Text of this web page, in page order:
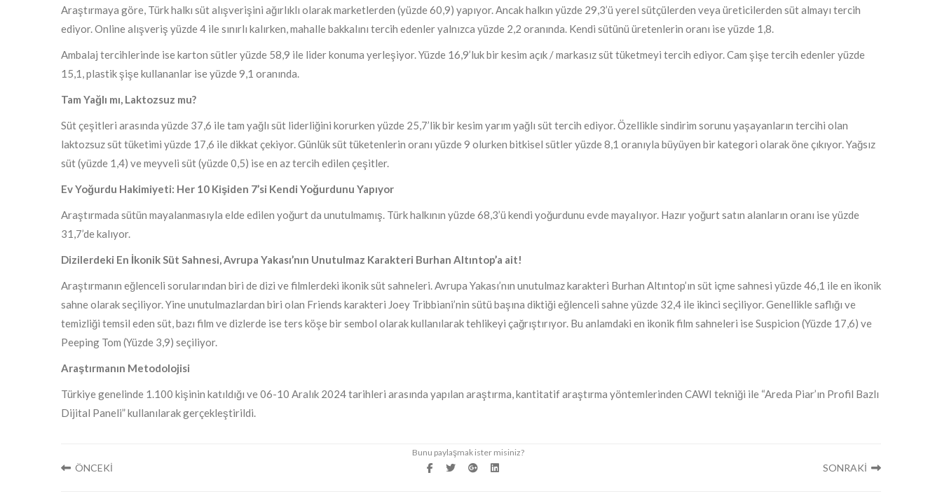
Araştırmaya göre, Türk halkı süt alışverişini ağırlıklı olarak marketlerden (yüzde 60,9) yapıyor. Ancak halkın yüzde 29,3’ü yerel sütçülerden veya üreticilerden süt almayı tercih
ediyor. Online alışveriş yüzde 4 ile sınırlı kalırken, mahalle bakkalını tercih edenler yalnızca yüzde 2,2 oranında. Kendi sütünü üretenlerin oranı ise yüzde 1,8.
Ambalaj tercihlerinde ise karton sütler yüzde 58,9 ile lider konuma yerleşiyor. Yüzde 16,9’luk bir kesim açık / markasız süt tüketmeyi tercih ediyor. Cam şişe tercih edenler yüzde
15,1, plastik şişe kullananlar ise yüzde 9,1 oranında.
Tam Yağlı mı, Laktozsuz mu?
Süt çeşitleri arasında yüzde 37,6 ile tam yağlı süt liderliğini korurken yüzde 25,7’lik bir kesim yarım yağlı süt tercih ediyor. Özellikle sindirim sorunu yaşayanların tercihi olan
laktozsuz süt tüketimi yüzde 17,6 ile dikkat çekiyor. Günlük süt tüketenlerin oranı yüzde 9 olurken bitkisel sütler yüzde 8,1 oranıyla büyüyen bir kategori olarak öne çıkıyor. Yağsız
süt (yüzde 1,4) ve meyveli süt (yüzde 0,5) ise en az tercih edilen çeşitler.
Ev Yoğurdu Hakimiyeti: Her 10 Kişiden 7’si Kendi Yoğurdunu Yapıyor
Araştırmada sütün mayalanmasıyla elde edilen yoğurt da unutulmamış. Türk halkının yüzde 68,3’ü kendi yoğurdunu evde mayalıyor. Hazır yoğurt satın alanların oranı ise yüzde
31,7’de kalıyor.
Dizilerdeki En İkonik Süt Sahnesi, Avrupa Yakası’nın Unutulmaz Karakteri Burhan Altıntop’a ait!
Araştırmanın eğlenceli sorularından biri de dizi ve filmlerdeki ikonik süt sahneleri. Avrupa Yakası’nın unutulmaz karakteri Burhan Altıntop’ın süt içme sahnesi yüzde 46,1 ile en ikonik
sahne olarak seçiliyor. Yine unutulmazlardan biri olan Friends karakteri Joey Tribbiani’nin sütü başına diktiği eğlenceli sahne yüzde 32,4 ile ikinci seçiliyor. Genellikle saflığı ve
temizliği temsil eden süt, bazı film ve dizlerde ise ters köşe bir sembol olarak kullanılarak tehlikeyi çağrıştırıyor. Bu anlamdaki en ikonik film sahneleri ise Suspicion (Yüzde 17,6) ve
Peeping Tom (Yüzde 3,9) seçiliyor.
Araştırmanın Metodolojisi
Türkiye genelinde 1.100 kişinin katıldığı ve 06-10 Aralık 2024 tarihleri arasında yapılan araştırma, kantitatif araştırma yöntemlerinden CAWI tekniği ile “Areda Piar’ın Profil Bazlı
Dijital Paneli” kullanılarak gerçekleştirildi.
ÖNCEKİ SONRAKİ